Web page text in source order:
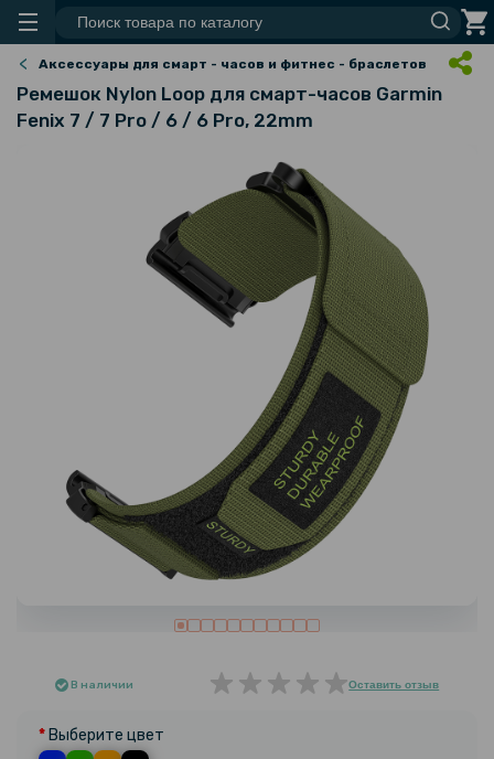
Аксессуары для смарт - часов и фитнес - браслетов
Ремешок Nylon Loop для смарт-часов Garmin
Fenix 7 / 7 Pro / 6 / 6 Pro, 22mm
В наличии Оставить отзыв
Выберите цвет